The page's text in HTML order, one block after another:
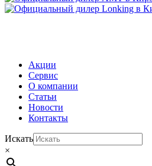
Акции
Сервис
О компании
Статьи
Новости
Контакты
Искать
×